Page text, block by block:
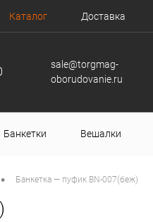
Каталог Доставка
sale@torgmag-
oborudovanie.ru
Банкетки Вешалки
• Банкетка — пуфик BN-007(беж)